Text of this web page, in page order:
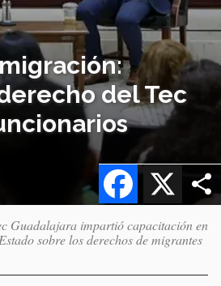
del Tec
X
Facebook
Guadalajara impartió capacitación en
sobre los derechos de migrantes